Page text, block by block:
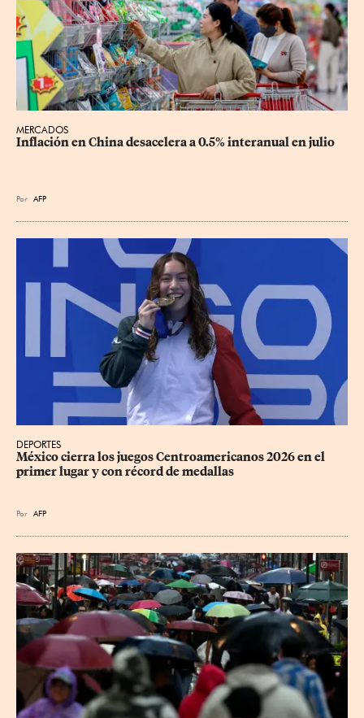
MERCADOS
Inflación en China desacelera a 0.5% interanual en julio
Por AFP
DEPORTES
México cierra los juegos Centroamericanos 2026 en el
primer lugar y con récord de medallas
Por AFP